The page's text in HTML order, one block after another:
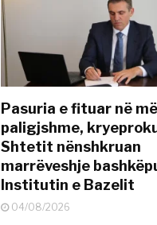
Pasuria e fituar në
paligjshme,
Shtetit nënshkruan
marrëveshje
Institutin e Bazelit
04/08/2026